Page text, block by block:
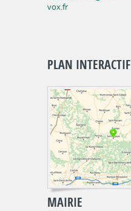
vox.fr
PLAN INTERACTIF
MAIRIE